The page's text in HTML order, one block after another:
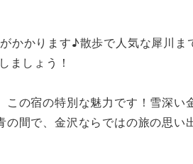
かかります♪散歩で人気な犀川ま
ましょう！
の宿の特別な魅力です！雪深い
間で、金沢ならではの旅の思い